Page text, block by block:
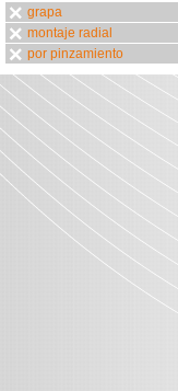
grapa
montaje radial
por pinzamiento